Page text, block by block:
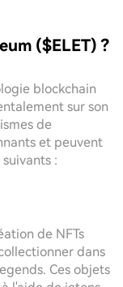
($ELET) ?
blockchain
sur son
de
et peuvent
:
de NFTs
dans
Ces objets